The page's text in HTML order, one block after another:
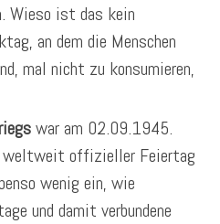
Wieso ist das kein
an dem die Menschen
mal nicht zu konsumieren,
war am 02.09.1945.
weltweit offizieller Feiertag
wenig ein, wie
und damit verbundene